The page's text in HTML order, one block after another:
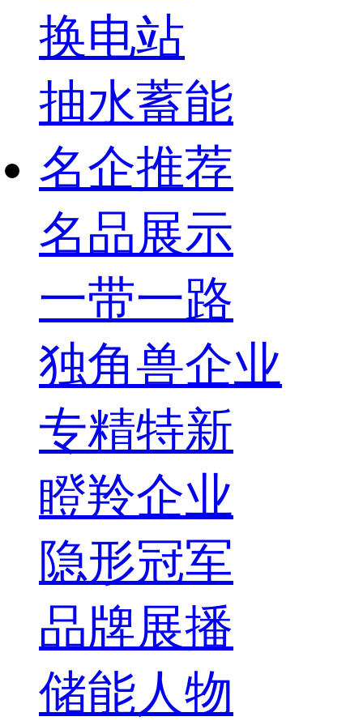
换电站
抽水蓄能
名企推荐
名品展示
一带一路
独角兽企业
专精特新
瞪羚企业
隐形冠军
品牌展播
储能人物